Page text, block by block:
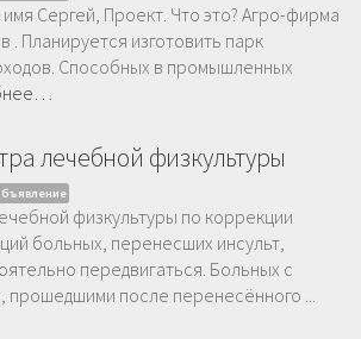
Сергей, Проект. Что это? Агро-фирма
. Планируется изготовить парк
Способных в промышленных
лечебной физкультуры
физкультуры по коррекции
больных, перенесших инсульт,
передвигаться. Больных с
после перенесённого ...